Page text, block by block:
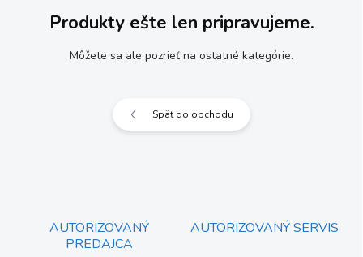
Produkty ešte len pripravujeme.
Môžete sa ale pozrieť na ostatné kategórie.
Späť do obchodu
AUTORIZOVANÝ
PREDAJCA
AUTORIZOVANÝ SERVIS